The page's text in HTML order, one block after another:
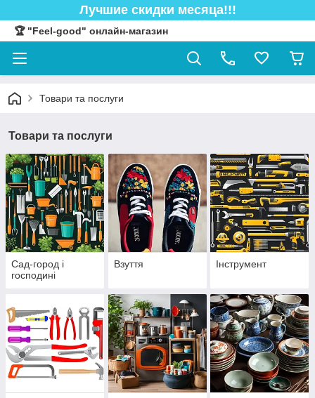
Лучшие скидки месяца!!!
🏆 "Feel-good" онлайн-магазин
Товари та послуги
Товари та послуги
Сад-город і
господині
Взуття Інструмент